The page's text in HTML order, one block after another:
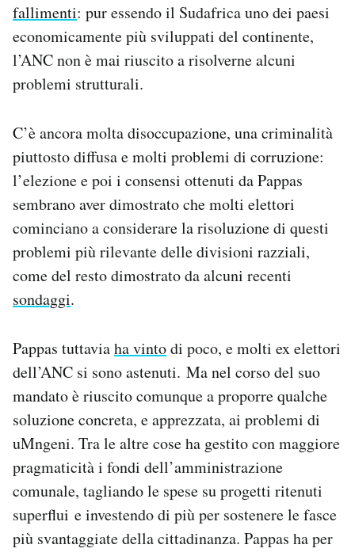
fallimenti: pur essendo il Sudafrica uno dei paesi
economicamente più sviluppati del continente,
l’ANC non è mai riuscito a risolverne alcuni
problemi strutturali.
C’è ancora molta disoccupazione, una criminalità
piuttosto diffusa e molti problemi di corruzione:
l’elezione e poi i consensi ottenuti da Pappas
sembrano aver dimostrato che molti elettori
cominciano a considerare la risoluzione di questi
problemi più rilevante delle divisioni razziali,
come del resto dimostrato da alcuni recenti
sondaggi.
Pappas tuttaviaha vintodi poco, e molti ex elettori
dell’ANC si sono astenuti. Ma nel corso del suo
mandato è riuscito comunque a proporre qualche
soluzione concreta, e apprezzata, ai problemi di
uMngeni. Tra le altre cose ha gestito con maggiore
pragmaticità i fondi dell’amministrazione
comunale, tagliando le spese su progetti ritenuti
superflui e investendo di più per sostenere le fasce
più svantaggiate della cittadinanza. Pappas ha per